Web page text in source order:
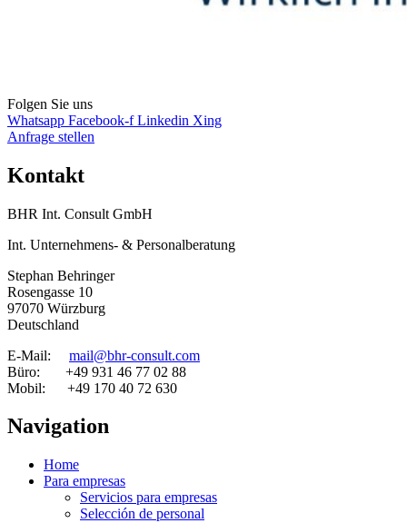
Folgen Sie uns
Whatsapp Facebook-f Linkedin Xing
Anfrage stellen
Kontakt
BHR Int. Consult GmbH
Int. Unternehmens- & Personalberatung
Stephan Behringer
Rosengasse 10
97070 Würzburg
Deutschland
E-Mail: mail@bhr-consult.com
Büro: +49 931 46 77 02 88
Mobil: +49 170 40 72 630
Navigation
Home
Para empresas
Servicios para empresas
Selección de personal